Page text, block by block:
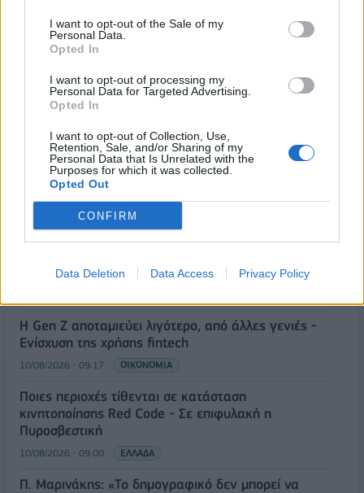
I want to opt-out of the Sale of my
Personal Data.
Opted In
I want to opt-out of processing my
Personal Data for Targeted Advertising.
Opted In
I want to opt-out of Collection, Use,
Retention, Sale, and/or Sharing of my
Personal Data that Is Unrelated with the
Purposes for which it was collected.
Opted Out
CONFIRM
Data Deletion Data Access Privacy Policy
ΡΟΗ ΕΙΔΗΣΕΩΝ
έλεγχος ενστάσεων με AI
Η Gen Z αποταμιεύει λιγότερο, από άλλες γενιές -
Ενίσχυση της χρήσης fintech
10/08/2026 - 09:17 ΟΙΚΟΝΟΜΙΑ
Ποιες περιοχές τίθενται σε κατάσταση
κινητοποίησης Red Code - Σε επιφυλακή η
Πυροσβεστική
10/08/2026 - 09:00 ΕΛΛΑΔΑ
Π. Μαρινάκης: «Το δημογραφικό δεν μπορεί να